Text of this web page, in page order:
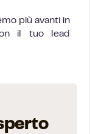
più avanti in
il tuo lead